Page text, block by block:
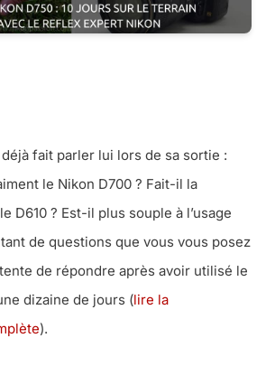
déjà fait parler lui lors de sa sortie :
le Nikon D700 ? Fait-il la
D610 ? Est-il plus souple à l’usage
de questions que vous vous posez
de répondre après avoir utilisé le
dizaine de jours (lire la
).